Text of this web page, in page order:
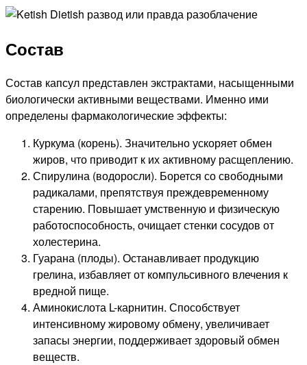
Состав
Состав капсул представлен экстрактами, насыщенными
биологически активными веществами. Именно ими
определены фармакологические эффекты:
Куркума (корень). Значительно ускоряет обмен
жиров, что приводит к их активному расщеплению.
Спирулина (водоросли). Борется со свободными
радикалами, препятствуя преждевременному
старению. Повышает умственную и физическую
работоспособность, очищает стенки сосудов от
холестерина.
Гуарана (плоды). Останавливает продукцию
грелина, избавляет от компульсивного влечения к
вредной пище.
Аминокислота L-карнитин. Способствует
интенсивному жировому обмену, увеличивает
запасы энергии, поддерживает здоровый обмен
веществ.